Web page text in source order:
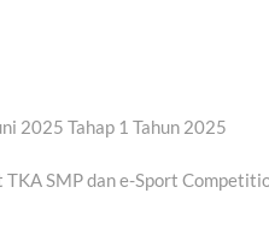
2025 Tahap 1 Tahun 2025
TKA SMP dan e-Sport